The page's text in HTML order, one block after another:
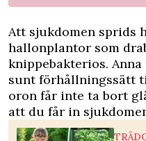
Att sjukdomen sprids
hallonplantor som
knippebakterios.
sunt förhållningssätt
oron får inte ta bort
att du får in